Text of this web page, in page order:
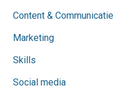
Content & Communicatie
Marketing
Skills
Social media